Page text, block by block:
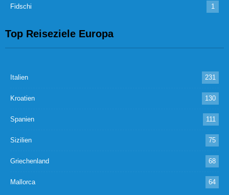
Fidschi 1
Top Reiseziele Europa
Italien 231
Kroatien 130
Spanien 111
Sizilien 75
Griechenland 68
Mallorca 64